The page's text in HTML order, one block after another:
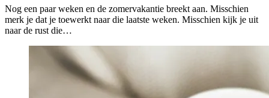
Nog een paar weken en de zomervakantie breekt aan. Misschien
merk je dat je toewerkt naar die laatste weken. Misschien kijk je uit
naar de rust die…